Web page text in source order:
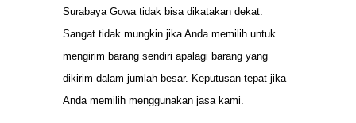
Surabaya Gowa tidak bisa dikatakan dekat.
Sangat tidak mungkin jika Anda memilih untuk
mengirim barang sendiri apalagi barang yang
dikirim dalam jumlah besar. Keputusan tepat jika
Anda memilih menggunakan jasa kami.